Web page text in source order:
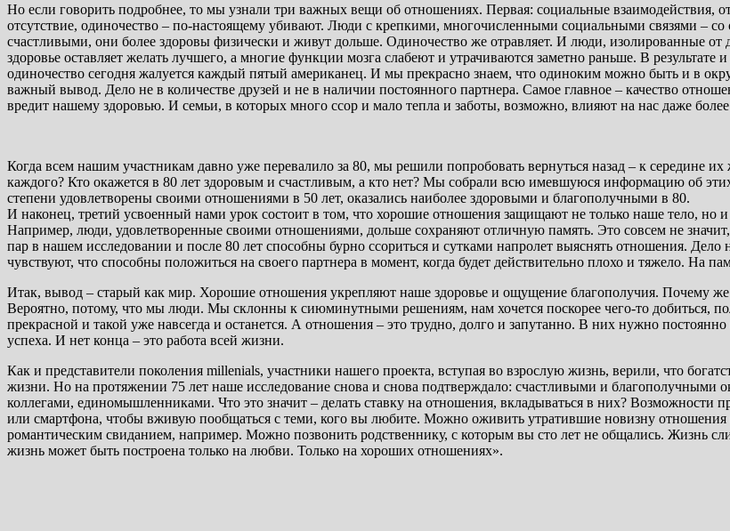
Но если говорить подробнее, то мы узнали три важных вещи об отношениях. Первая: социальные
отсутствие, одиночество – по-настоящему убивают. Люди с крепкими, многочисленными социальными связями – со
счастливыми, они более здоровы физически и живут дольше. Одиночество же отравляет. И люди, изолированные
здоровье оставляет желать лучшего, а многие функции мозга слабеют и утрачиваются заметно раньше. В
одиночество сегодня жалуется каждый пятый американец. И мы прекрасно знаем, что одиноким можно быть и в
важный вывод. Дело не в количестве друзей и не в наличии постоянного партнера. Самое главное – качество
вредит нашему здоровью. И семьи, в которых много ссор и мало тепла и заботы, возможно, влияют на нас даже
Когда всем нашим участникам давно уже перевалило за 80, мы решили попробовать вернуться назад – к середине
каждого? Кто окажется в 80 лет здоровым и счастливым, а кто нет? Мы собрали всю имевшуюся информацию об
степени удовлетворены своими отношениями в 50 лет, оказались наиболее здоровыми и благополучными в 80.
И наконец, третий усвоенный нами урок состоит в том, что хорошие отношения защищают не только наше тело, но
Например, люди, удовлетворенные своими отношениями, дольше сохраняют отличную память. Это совсем не
пар в нашем исследовании и после 80 лет способны бурно ссориться и сутками напролет выяснять отношения.
чувствуют, что способны положиться на своего партнера в момент, когда будет действительно плохо и тяжело. На
Итак, вывод – старый как мир. Хорошие отношения укрепляют наше здоровье и ощущение благополучия. Почему же
Вероятно, потому, что мы люди. Мы склонны к сиюминутными решениям, нам хочется поскорее чего-то добиться,
прекрасной и такой уже навсегда и останется. А отношения – это трудно, долго и запутанно. В них нужно
успеха. И нет конца – это работа всей жизни.
Как и представители поколения millenials, участники нашего проекта, вступая во взрослую жизнь, верили, что
жизни. Но на протяжении 75 лет наше исследование снова и снова подтверждало: счастливыми и благополучными
коллегами, единомышленниками. Что это значит – делать ставку на отношения, вкладываться в них? Возможности
или смартфона, чтобы вживую пообщаться с теми, кого вы любите. Можно оживить утратившие новизну
романтическим свиданием, например. Можно позвонить родственнику, с которым вы сто лет не общались. Жизнь
жизнь может быть построена только на любви. Только на хороших отношениях».